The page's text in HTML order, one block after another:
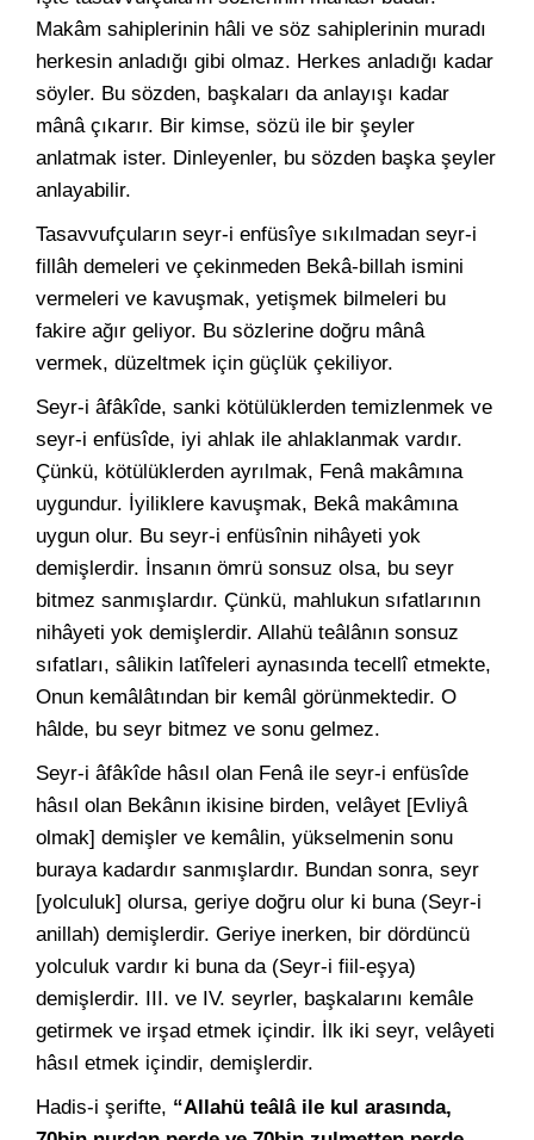
Makâm sahiplerinin hâli ve söz sahiplerinin muradı
herkesin anladığı gibi olmaz. Herkes anladığı kadar
söyler. Bu sözden, başkaları da anlayışı kadar
mânâ çıkarır. Bir kimse, sözü ile bir şeyler
anlatmak ister. Dinleyenler, bu sözden başka şeyler
anlayabilir.
Tasavvufçuların seyr-i enfüsîye sıkılmadan seyr-i
fillâh demeleri ve çekinmeden Bekâ-billah ismini
vermeleri ve kavuşmak, yetişmek bilmeleri bu
fakire ağır geliyor. Bu sözlerine doğru mânâ
vermek, düzeltmek için güçlük çekiliyor.
Seyr-i âfâkîde, sanki kötülüklerden temizlenmek ve
seyr-i enfüsîde, iyi ahlak ile ahlaklanmak vardır.
Çünkü, kötülüklerden ayrılmak, Fenâ makâmına
uygundur. İyiliklere kavuşmak, Bekâ makâmına
uygun olur. Bu seyr-i enfüsînin nihâyeti yok
demişlerdir. İnsanın ömrü sonsuz olsa, bu seyr
bitmez sanmışlardır. Çünkü, mahlukun sıfatlarının
nihâyeti yok demişlerdir. Allahü teâlânın sonsuz
sıfatları, sâlikin latîfeleri aynasında tecellî etmekte,
Onun kemâlâtından bir kemâl görünmektedir. O
hâlde, bu seyr bitmez ve sonu gelmez.
Seyr-i âfâkîde hâsıl olan Fenâ ile seyr-i enfüsîde
hâsıl olan Bekânın ikisine birden, velâyet [Evliyâ
olmak] demişler ve kemâlin, yükselmenin sonu
buraya kadardır sanmışlardır. Bundan sonra, seyr
[yolculuk] olursa, geriye doğru olur ki buna (Seyr-i
anillah) demişlerdir. Geriye inerken, bir dördüncü
yolculuk vardır ki buna da (Seyr-i fiil-eşya)
demişlerdir. III. ve IV. seyrler, başkalarını kemâle
getirmek ve irşad etmek içindir. İlk iki seyr, velâyeti
hâsıl etmek içindir, demişlerdir.
Hadis-i şerifte, “Allahü teâlâ ile kul arasında,